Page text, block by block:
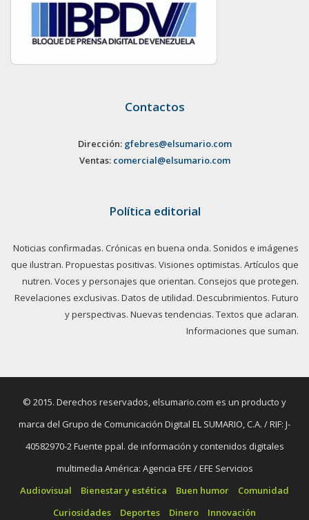
Contactos
Dirección: gfebres@elsumario.com
Ventas: comercial@elsumario.com
Política editorial
Noticias confirmadas. Crónicas en buena onda. Sonidos e imágenes
que ilustran. Propuestas positivas. Visiones optimistas. Artículos que
nutren. Voces y personajes que orientan. Consejos que protegen.
Revelaciones exclusivas. Datos de utilidad. Descubrimientos. Futuro
y perspectivas. Nuevas tendencias. Textos que aclaran.
Informaciones que suman.
© 2015. Derechos reservados, elsumario.com es un producto y
marca del Grupo de Comunicación Digital EL SUMARIO, C.A. / RIF: J-
40582970-2 Fuente ppal. de información y contenidos digitales
multimedia América: Agencia EFE / EFE Servicios
Audiovisual
Bienestar y estética Buen humor
Comunidad
Curiosidades
Deportes Dinero Innovación